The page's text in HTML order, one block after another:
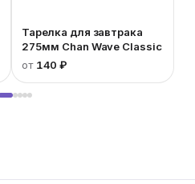
Тарелка для завтрака
275мм Chan Wave Classic
от 140 ₽